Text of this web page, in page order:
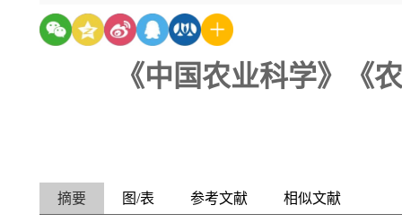
《中国农业科学》《
摘要 图/表 参考文献 相似文献